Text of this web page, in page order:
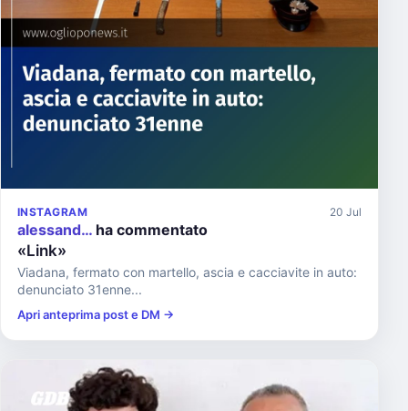
INSTAGRAM 20 Jul
alessand… ha commentato
«Link»
Viadana, fermato con martello, ascia e cacciavite in auto:
denunciato 31enne...
Apri anteprima post e DM →